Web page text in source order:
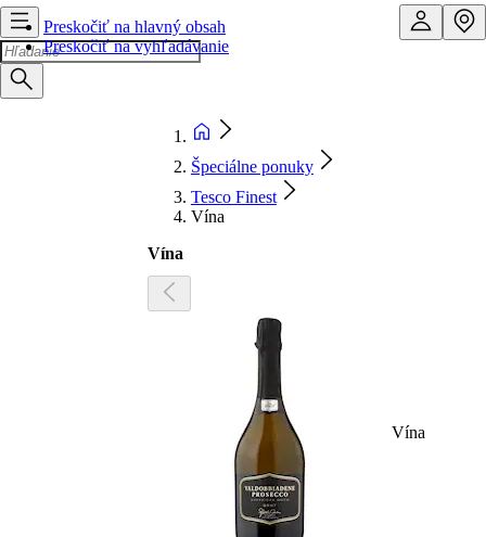
Preskočiť na hlavný obsah
Preskočiť na vyhľadávanie
Špeciálne ponuky
Tesco Finest
Vína
Vína
Vína